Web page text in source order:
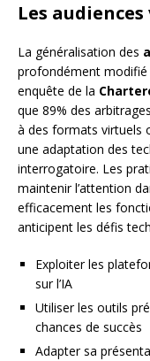
Les
La généralisation des
profondément modifié
enquête de la
que 89% des
à des formats virtuels
une adaptation des
interrogatoire. Les
maintenir l’attention
efficacement les
anticipent les défis
Exploiter les
sur l’IA
Utiliser les outils
chances de succès
Adapter sa